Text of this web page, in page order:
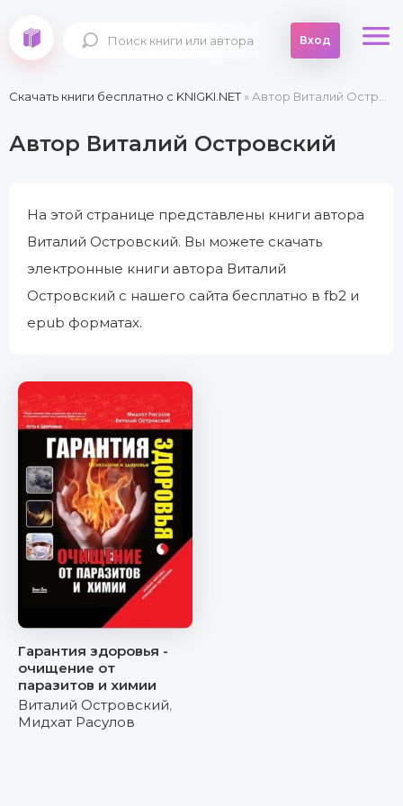
Вход
Скачать книги бесплатно c KNIGKI.NET» Автор Виталий Островский
Автор Виталий Островский
На этой странице представлены книги автора
Виталий Островский. Вы можете скачать
электронные книги автора Виталий
Островский с нашего сайта бесплатно в fb2 и
epub форматах.
Гарантия здоровья -
очищение от
паразитов и химии
Виталий Островский,
Мидхат Расулов